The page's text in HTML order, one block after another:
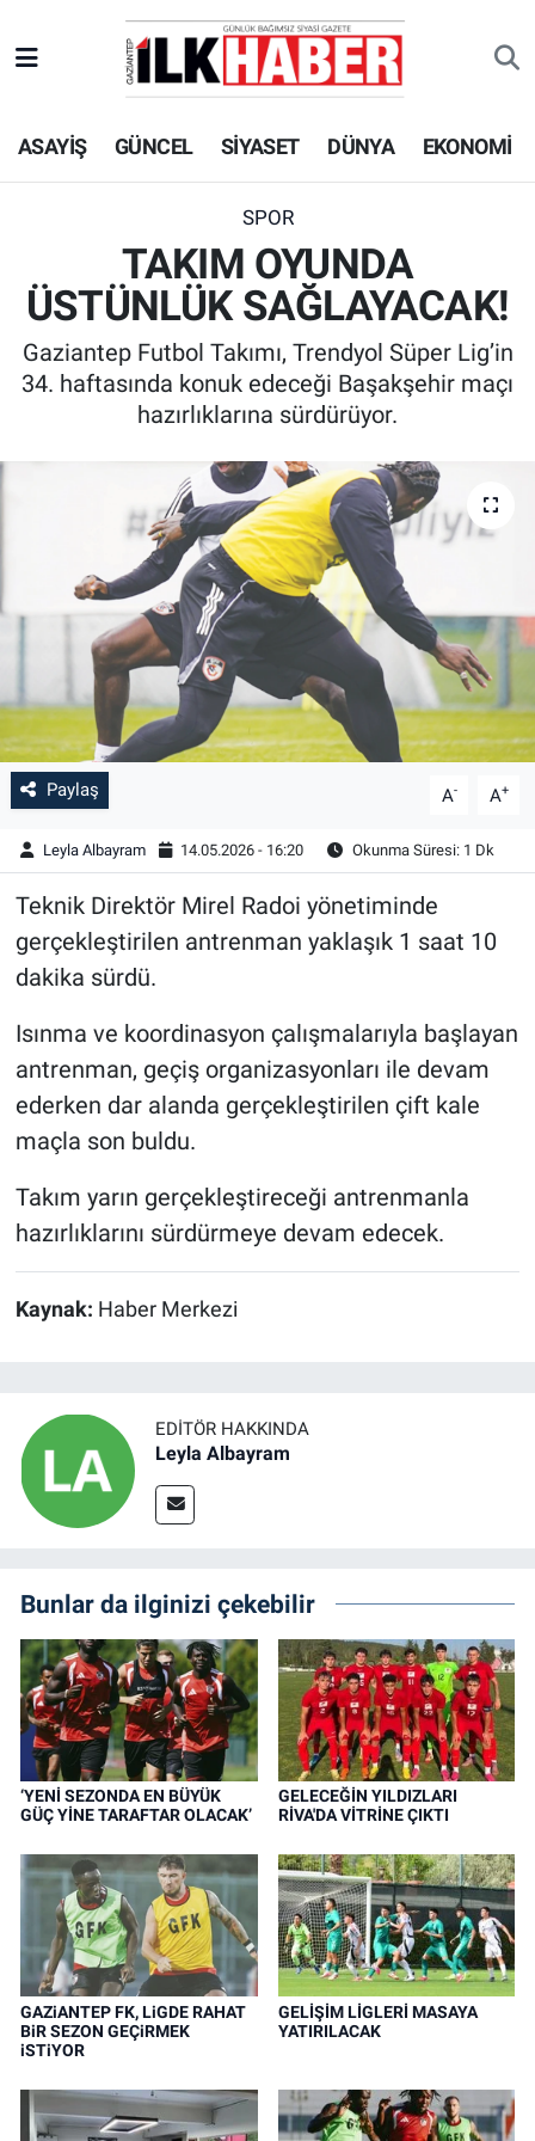
ASAYİŞ GÜNCEL SİYASET DÜNYA EKONOMİ
SPOR
TAKIM OYUNDA
ÜSTÜNLÜK SAĞLAYACAK!
Gaziantep Futbol Takımı, Trendyol Süper Lig’in
34. haftasında konuk edeceği Başakşehir maçı
hazırlıklarına sürdürüyor.
Paylaş A- A+
Leyla Albayram 14.05.2026 - 16:20 Okunma Süresi: 1 Dk
Teknik Direktör Mirel Radoi yönetiminde
gerçekleştirilen antrenman yaklaşık 1 saat 10
dakika sürdü.
Isınma ve koordinasyon çalışmalarıyla başlayan
antrenman, geçiş organizasyonları ile devam
ederken dar alanda gerçekleştirilen çift kale
maçla son buldu.
Takım yarın gerçekleştireceği antrenmanla
hazırlıklarını sürdürmeye devam edecek.
Kaynak: Haber Merkezi
EDITÖR HAKKINDA
Leyla Albayram
Bunlar da ilginizi çekebilir
‘YENİ SEZONDA EN BÜYÜK
GÜÇ YİNE TARAFTAR OLACAK’
GELECEĞİN YILDIZLARI
RİVA'DA VİTRİNE ÇIKTI
GAZiANTEP FK, LiGDE RAHAT
BiR SEZON GEÇiRMEK
iSTiYOR
GELİŞİM LİGLERİ MASAYA
YATIRILACAK
EKONOMİ
SİYASET
ASAYİŞ
EĞİTİM
KÜLTÜR - SANAT
Beyoğlu Hava Durumu
Beyoğlu Trafik Yoğunluk Haritası
Süper Lig Puan Durumu ve Fikstür
Tüm Manşetler
Haber Arşivi